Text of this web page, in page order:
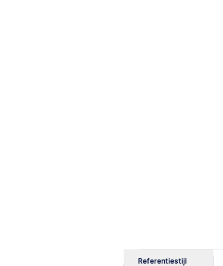
Referentiestijl